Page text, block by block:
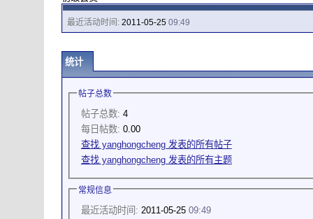
最近活动时间:2011-05-25 09:49
统计
帖子总数
帖子总数: 4
每日帖数: 0.00
查找 yanghongcheng 发表的所有帖子
查找 yanghongcheng 发表的所有主题
常规信息
最近活动时间: 2011-05-25 09:49